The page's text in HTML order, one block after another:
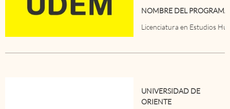
NOMBRE DEL PROGRAMA
Licenciatura en Estudios
UNIVERSIDAD DE
ORIENTE